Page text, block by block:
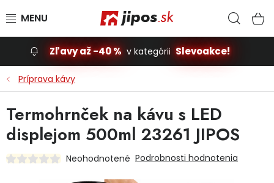
Slevoakce
Stavba, dom
Dielňa
Zľavy až -40 % v kategórii Slevoakce!
Príprava kávy
Termohrnček na kávu s LED
displejom 500ml 23261 JIPOS
Neohodnotené Podrobnosti hodnotenia